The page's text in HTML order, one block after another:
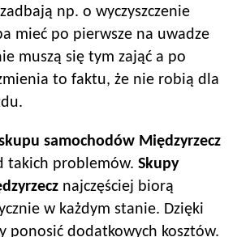
np. o wyczyszczenie
mieć po pierwsze na uwadze
muszą się tym zająć a po
to faktu, że nie robią dla
samochodów Międzyrzecz
takich problemów. Skupy
najczęściej biorą
w każdym stanie. Dzięki
ponosić dodatkowych kosztów.